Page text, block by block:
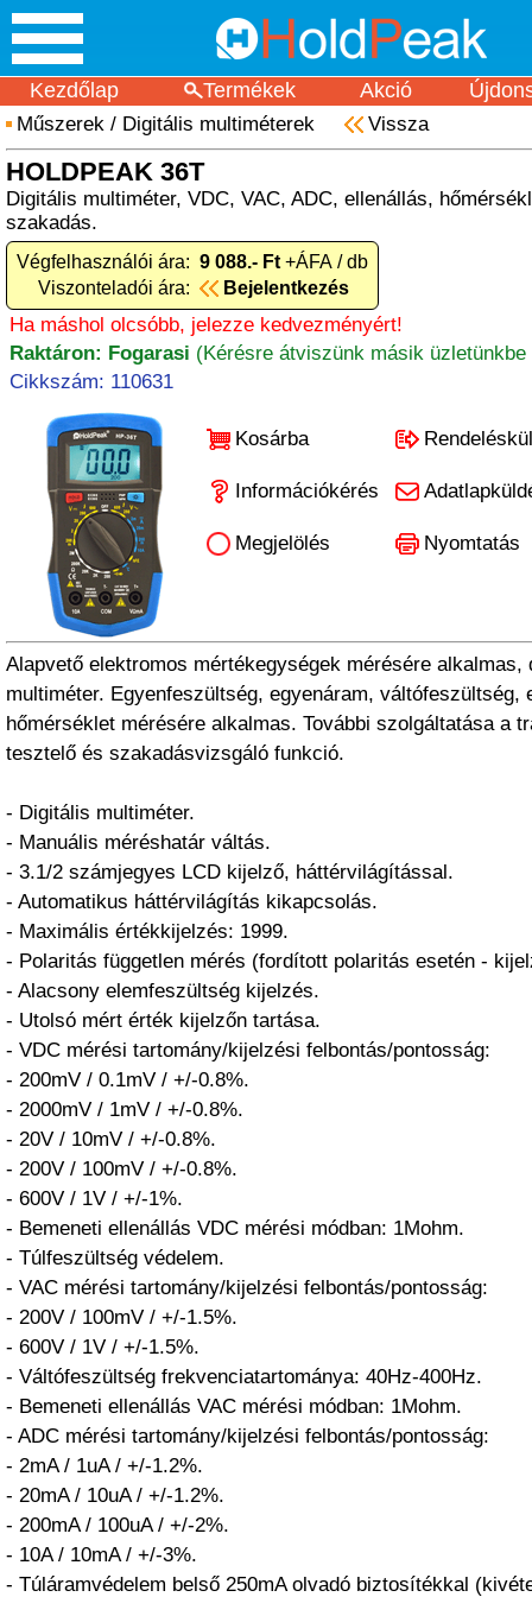
Kezdőlap Termékek Akció
Műszerek / Digitális multiméterek Vissza
HOLDPEAK 36T
Digitális multiméter, VDC, VAC, ADC, ellenállás,
szakadás.
Végfelhasználói ára: 9 088.- Ft +ÁFA / db
Viszonteladói ára:
Bejelentkezés
Ha máshol olcsóbb, jelezze kedvezményért!
Raktáron: Fogarasi (Kérésre átviszünk másik üzletünkbe
Cikkszám: 110631
Kosárba
Információkérés
Megjelölés Nyomtatás
Alapvető elektromos mértékegységek mérésére
multiméter. Egyenfeszültség, egyenáram, váltófeszültség,
hőmérséklet mérésére alkalmas. További szolgáltatása a
tesztelő és szakadásvizsgáló funkció.
- Digitális multiméter.
- Manuális méréshatár váltás.
- 3.1/2 számjegyes LCD kijelző, háttérvilágítással.
- Automatikus háttérvilágítás kikapcsolás.
- Maximális értékkijelzés: 1999.
- Polaritás független mérés (fordított polaritás esetén -
- Alacsony elemfeszültség kijelzés.
- Utolsó mért érték kijelzőn tartása.
- VDC mérési tartomány/kijelzési felbontás/pontosság:
- 200mV / 0.1mV / +/-0.8%.
- 2000mV / 1mV / +/-0.8%.
- 20V / 10mV / +/-0.8%.
- 200V / 100mV / +/-0.8%.
- 600V / 1V / +/-1%.
- Bemeneti ellenállás VDC mérési módban: 1Mohm.
- Túlfeszültség védelem.
- VAC mérési tartomány/kijelzési felbontás/pontosság:
- 200V / 100mV / +/-1.5%.
- 600V / 1V / +/-1.5%.
- Váltófeszültség frekvenciatartománya: 40Hz-400Hz.
- Bemeneti ellenállás VAC mérési módban: 1Mohm.
- ADC mérési tartomány/kijelzési felbontás/pontosság:
- 2mA / 1uA / +/-1.2%.
- 20mA / 10uA / +/-1.2%.
- 200mA / 100uA / +/-2%.
- 10A / 10mA / +/-3%.
- Túláramvédelem belső 250mA olvadó biztosítékkal